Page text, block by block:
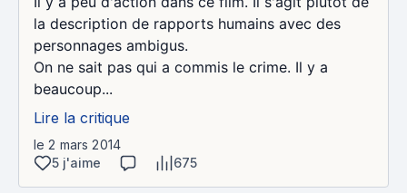
la description de rapports humains avec des
personnages ambigus.
On ne sait pas qui a commis le crime. Il y a
beaucoup...
Lire la critique
le 2 mars 2014
5 j'aime
675